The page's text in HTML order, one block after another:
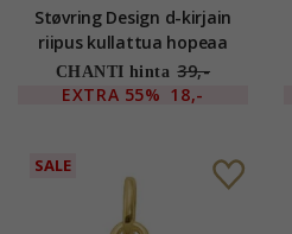
Støvring Design d-kirjain
riipus kullattua hopeaa
CHANTI hinta 39,-
EXTRA 55% 18,-
SALE